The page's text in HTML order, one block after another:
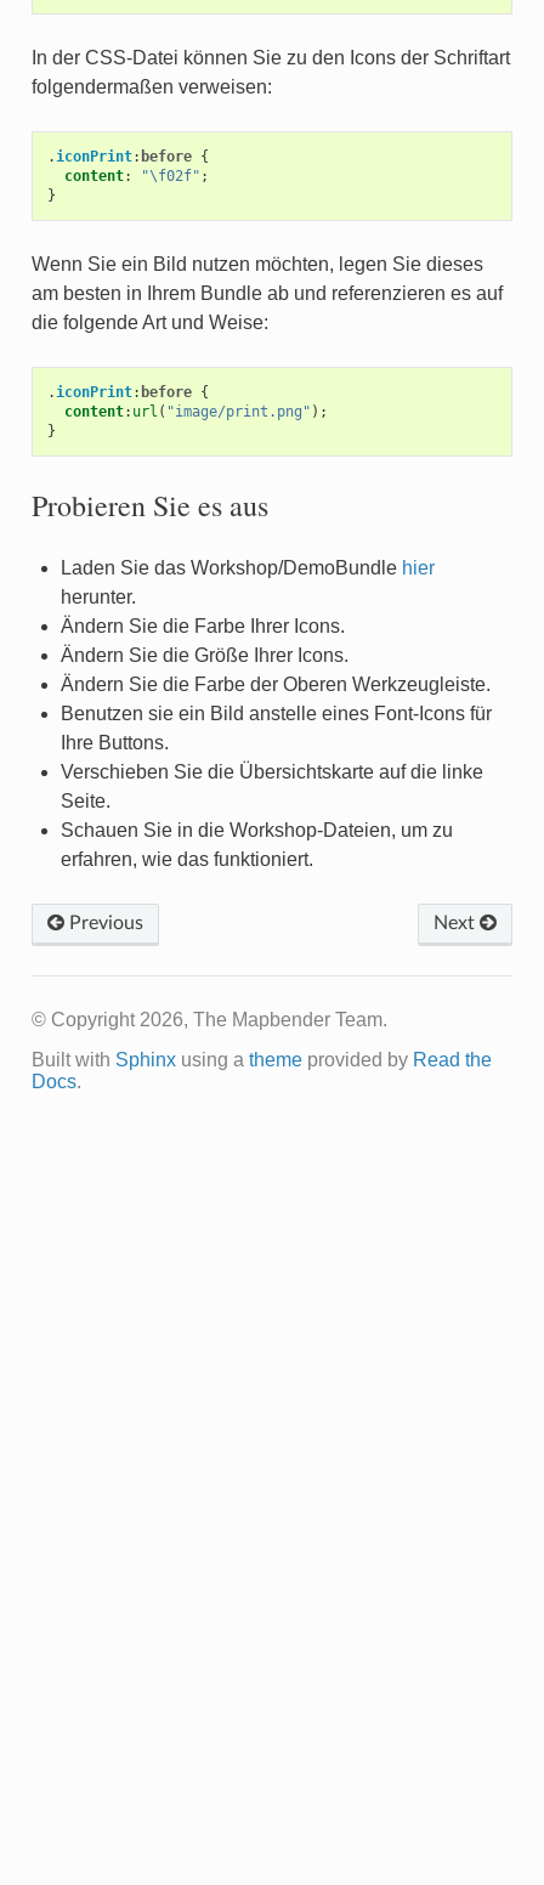
In der CSS-Datei können Sie zu den Icons der Schriftart
folgendermaßen verweisen:
.iconPrint: before {
content: "\f02f" ;
}
Wenn Sie ein Bild nutzen möchten, legen Sie dieses
am besten in Ihrem Bundle ab und referenzieren es auf
die folgende Art und Weise:
.iconPrint: before {
content: url ( "image/print.png" );
}
Probieren Sie es aus
Laden Sie das Workshop/DemoBundle hier
herunter.
Ändern Sie die Farbe Ihrer Icons.
Ändern Sie die Größe Ihrer Icons.
Ändern Sie die Farbe der Oberen Werkzeugleiste.
Benutzen sie ein Bild anstelle eines Font-Icons für
Ihre Buttons.
Verschieben Sie die Übersichtskarte auf die linke
Seite.
Schauen Sie in die Workshop-Dateien, um zu
erfahren, wie das funktioniert.
Previous Next
© Copyright 2026, The Mapbender Team.
Built with Sphinxusing a themeprovided by Read the
Docs.